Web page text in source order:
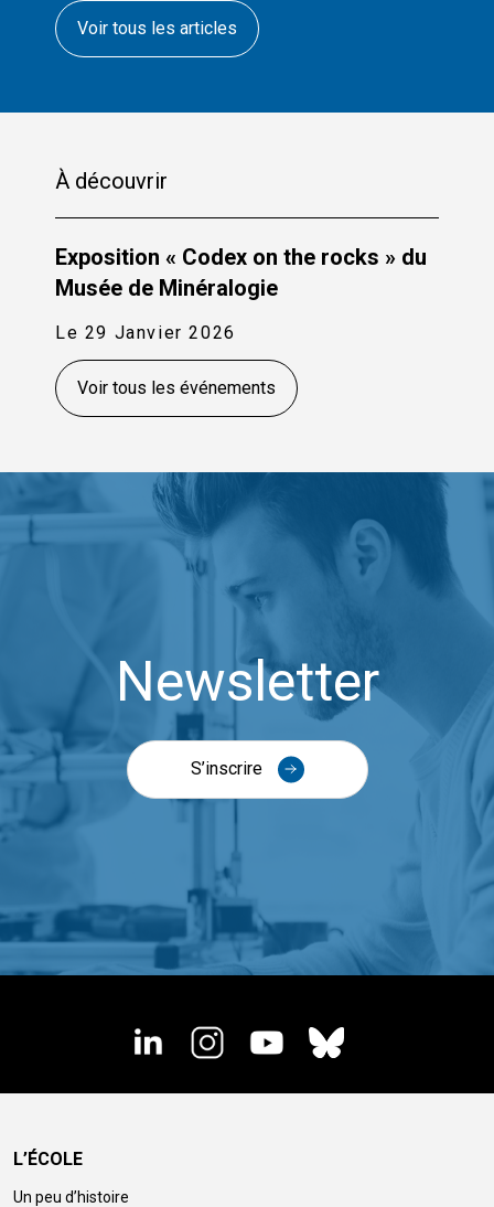
Voir tous les articles
À découvrir
Exposition « Codex on the rocks » du
Musée de Minéralogie
Le 29 Janvier 2026
Voir tous les événements
Newsletter
S’inscrire
L’ÉCOLE
Un peu d’histoire